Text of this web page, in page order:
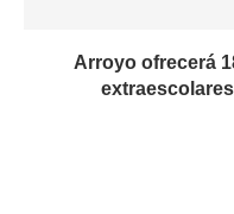
Arroyo ofrecerá